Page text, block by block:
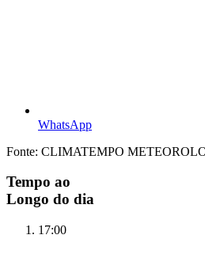
WhatsApp
Fonte: CLIMATEMPO
Tempo ao
Longo do dia
17:00